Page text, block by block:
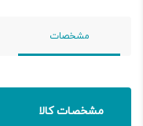
مشخصات
مشخصات کالا